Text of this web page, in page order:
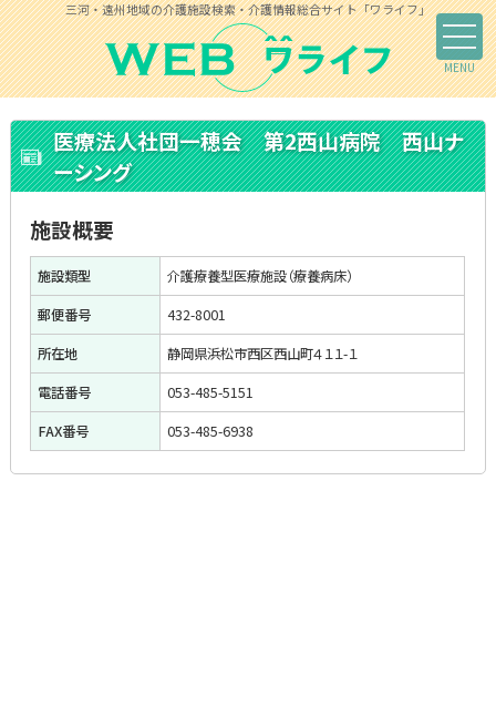
三河・遠州地域の介護施設検索・介護情報総合サイト「ワライフ」
医療法人社団一穂会 第2西山病院 西山ナ
ーシング
施設概要
施設類型
介護療養型医療施設（療養病床）
郵便番号
432-8001
所在地
静岡県浜松市西区西山町４１１-１
電話番号
053-485-5151
FAX番号
053-485-6938